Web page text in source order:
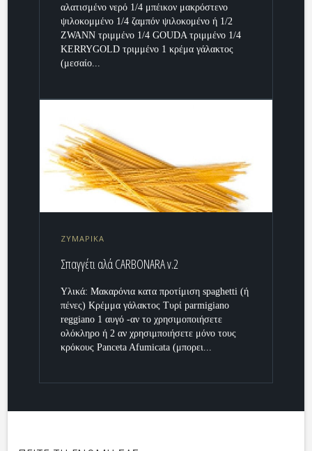
αλατισμένο νερό 1/4 μπέικον μακρόστενο
ψιλοκομμένο 1/4 ζαμπόν ψιλοκομένο ή 1/2
ZWANN τριμμένο 1/4 GOUDA τριμμένο 1/4
KERRYGOLD τριμμένο 1 κρέμα γάλακτος
(μεσαίο...
ΖΥΜΑΡΙΚΑ
Σπαγγέτι αλά CARBONARA v.2
Υλικά: Μακαρόνια κατα προτίμιση spaghetti (ή
πένες) Κρέμμα γάλακτος Τυρί parmigiano
reggiano 1 αυγό -αν το χρησιμοποιήσετε
ολόκληρο ή 2 αν χρησιμποιήσετε μόνο τους
κρόκους Panceta Afumicata (μπορει...